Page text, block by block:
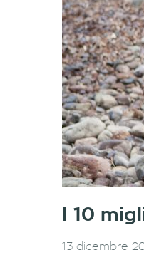
I 10
13 dicembre